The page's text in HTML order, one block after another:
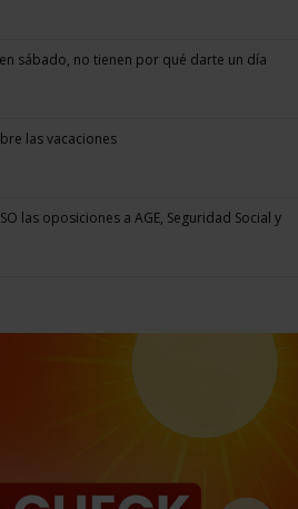
sábado, no tienen por qué darte un día
las vacaciones
las oposiciones a AGE, Seguridad Social y